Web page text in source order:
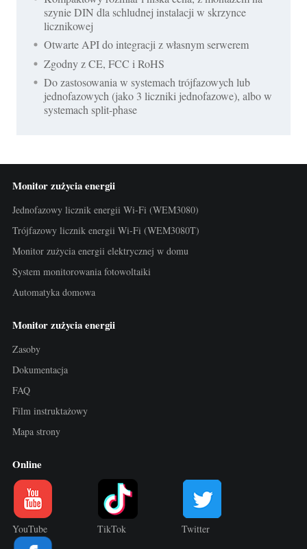
szynie DIN dla schludnej instalacji w skrzynce
licznikowej
Otwarte API do integracji z własnym serwerem
Zgodny z CE, FCC i RoHS
Do zastosowania w systemach trójfazowych lub
jednofazowych (jako 3 liczniki jednofazowe), albo w
systemach split-phase
Monitor zużycia energii
Jednofazowy licznik energii Wi-Fi (WEM3080)
Trójfazowy licznik energii Wi-Fi (WEM3080T)
Monitor zużycia energii elektrycznej w domu
System monitorowania fotowoltaiki
Automatyka domowa
Monitor zużycia energii
Zasoby
Dokumentacja
FAQ
Film instruktażowy
Mapa strony
Online
YouTube TikTok Twitter